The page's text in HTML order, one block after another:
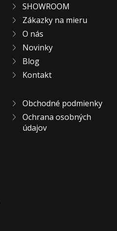
SHOWROOM
Zákazky na mieru
O nás
Novinky
Blog
Kontakt
Obchodné podmienky
Ochrana osobných
údajov